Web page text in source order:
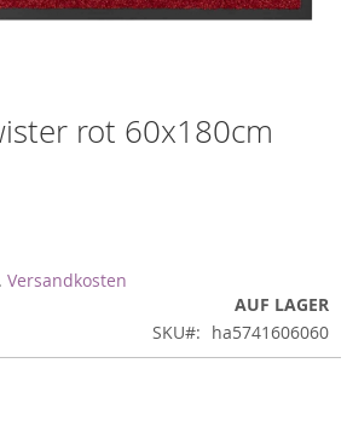
rot 60x180cm
Versandkosten
AUF LAGER
SKU
ha5741606060